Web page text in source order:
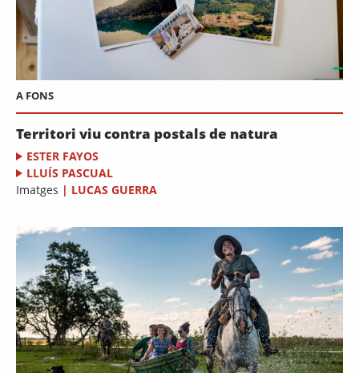
A FONS
Territori viu contra postals de natura
ESTER FAYOS
LLUÍS PASCUAL
Imatges | LUCAS GUERRA